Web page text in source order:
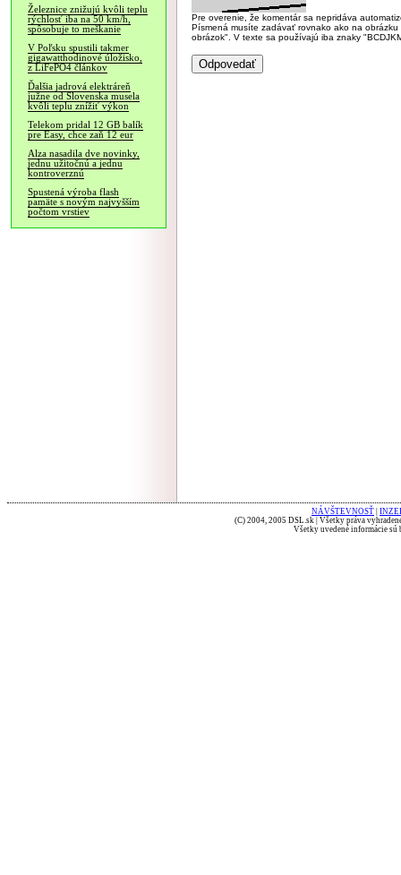
Železnice znižujú kvôli teplu
rýchlosť iba na 50 km/h,
spôsobuje to meškanie
V Poľsku spustili takmer
gigawatthodinové úložisko,
z LiFePO4 článkov
Ďalšia jadrová elektráreň
južne od Slovenska musela
kvôli teplu znížiť výkon
Telekom pridal 12 GB balík
pre Easy, chce zaň 12 eur
Alza nasadila dve novinky,
jednu užitočnú a jednu
kontroverznú
Spustená výroba flash
pamäte s novým najvyšším
počtom vrstiev
Pre overenie, že komentár sa nepridáva
Písmená musíte zadávať rovnako ako na
obrázok". V texte sa používajú iba znaky
NÁVŠTEVNOSŤ
(C) 2004, 2005 DSL.sk | Všetky práva
Všetky uvedené informácie sú